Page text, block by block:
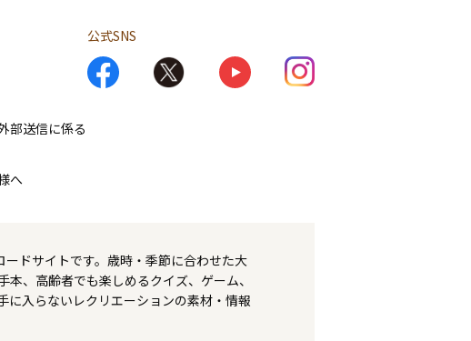
部送信に係る
へ
公式SNS
ドサイトです。歳時・季節に合わせた大
、高齢者でも楽しめるクイズ、ゲーム、
に入らないレクリエーションの素材・情報